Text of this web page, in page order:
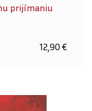
prijímaniu
12,90 €